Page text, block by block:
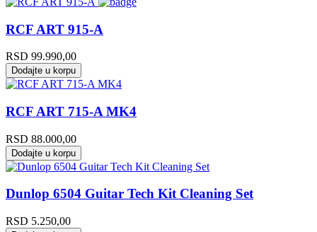
RCF ART 915-A
RSD 99.990,00
Dodajte u korpu
RCF ART 715-A MK4
RSD 88.000,00
Dodajte u korpu
Dunlop 6504 Guitar Tech Kit Cleaning Set
RSD 5.250,00